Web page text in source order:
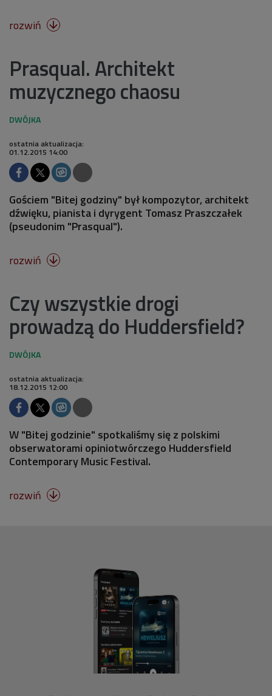
rozwiń 
Prasqual. Architekt
muzycznego chaosu
ostatnia aktualizacja:
01.12.2015 14:00
Gościem "Bitej godziny" był kompozytor, architekt
dźwięku, pianista i dyrygent Tomasz Praszczałek
(pseudonim "Prasqual").
rozwiń 
Czy wszystkie drogi
prowadzą do Huddersfield?
ostatnia aktualizacja:
18.12.2015 12:00
W "Bitej godzinie" spotkaliśmy się z polskimi
obserwatorami opiniotwórczego Huddersfield
Contemporary Music Festival.
rozwiń 